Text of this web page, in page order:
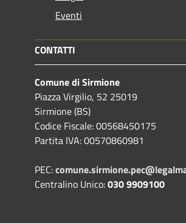
Eventi
CONTATTI
Comune di Sirmione
Piazza Virgilio, 52 25019
Sirmione (BS)
Codice Fiscale: 00568450175
Partita IVA: 00570860981
PEC:
Centralino Unico:030 9909100